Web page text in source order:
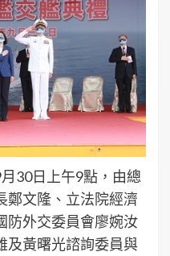
30日上午9點，由總
鄭文隆、立法院經濟
防外交委員會廖婉汝
及黃曙光諮詢委員與